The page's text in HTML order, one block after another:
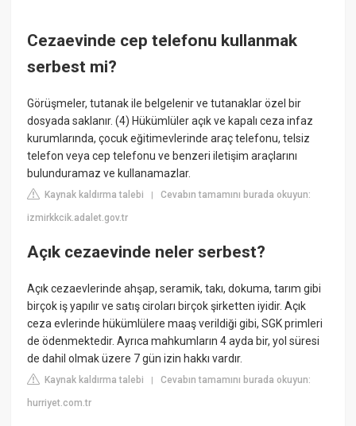
Cezaevinde cep telefonu kullanmak
serbest mi?
Görüşmeler, tutanak ile belgelenir ve tutanaklar özel bir
dosyada saklanır. (4) Hükümlüler açık ve kapalı ceza infaz
kurumlarında, çocuk eğitimevlerinde araç telefonu, telsiz
telefon veya cep telefonu ve benzeri iletişim araçlarını
bulunduramaz ve kullanamazlar.
Kaynak kaldırma talebi |Cevabın tamamını burada okuyun:
izmirkkcik.adalet.gov.tr
Açık cezaevinde neler serbest?
Açık cezaevlerinde ahşap, seramik, takı, dokuma, tarım gibi
birçok iş yapılır ve satış ciroları birçok şirketten iyidir. Açık
ceza evlerinde hükümlülere maaş verildiği gibi, SGK primleri
de ödenmektedir. Ayrıca mahkumların 4 ayda bir, yol süresi
de dahil olmak üzere 7 gün izin hakkı vardır.
Kaynak kaldırma talebi |Cevabın tamamını burada okuyun:
hurriyet.com.tr